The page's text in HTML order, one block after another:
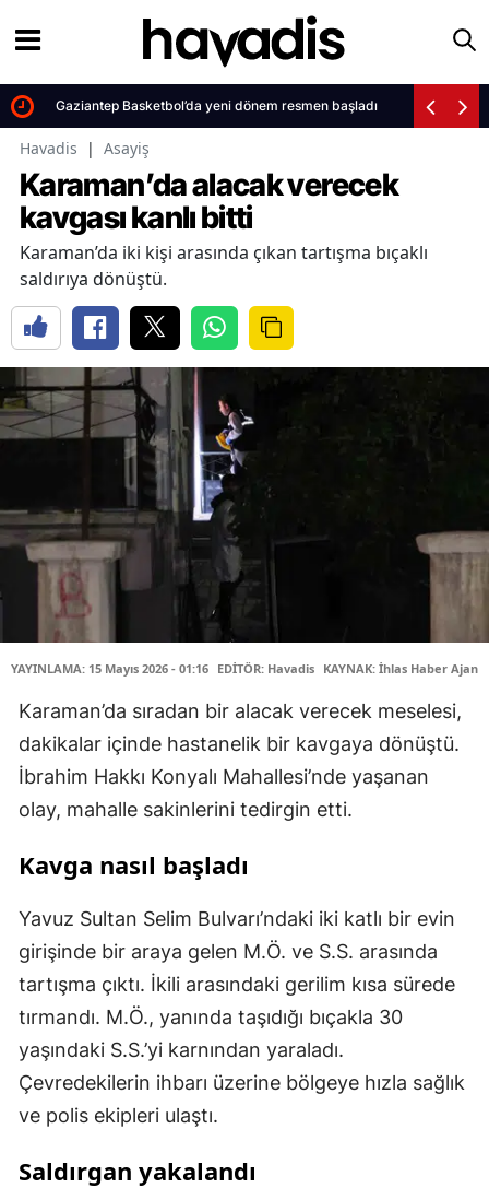
Gaziantep Basketbol’da yeni dönem resmen başladı
Havadis | Asayiş
Karaman’da alacak verecek
kavgası kanlı bitti
Karaman’da iki kişi arasında çıkan tartışma bıçaklı
saldırıya dönüştü.
YAYINLAMA: 15 Mayıs 2026 - 01:16 EDİTÖR: Havadis KAYNAK: İhlas Haber Ajansı
Karaman’da sıradan bir alacak verecek meselesi,
dakikalar içinde hastanelik bir kavgaya dönüştü.
İbrahim Hakkı Konyalı Mahallesi’nde yaşanan
olay, mahalle sakinlerini tedirgin etti.
Kavga nasıl başladı
Yavuz Sultan Selim Bulvarı’ndaki iki katlı bir evin
girişinde bir araya gelen M.Ö. ve S.S. arasında
tartışma çıktı. İkili arasındaki gerilim kısa sürede
tırmandı. M.Ö., yanında taşıdığı bıçakla 30
yaşındaki S.S.’yi karnından yaraladı.
Çevredekilerin ihbarı üzerine bölgeye hızla sağlık
ve polis ekipleri ulaştı.
Saldırgan yakalandı